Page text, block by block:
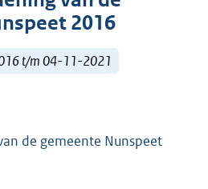
2016
t/m 04-11-2021
de gemeente Nunspeet